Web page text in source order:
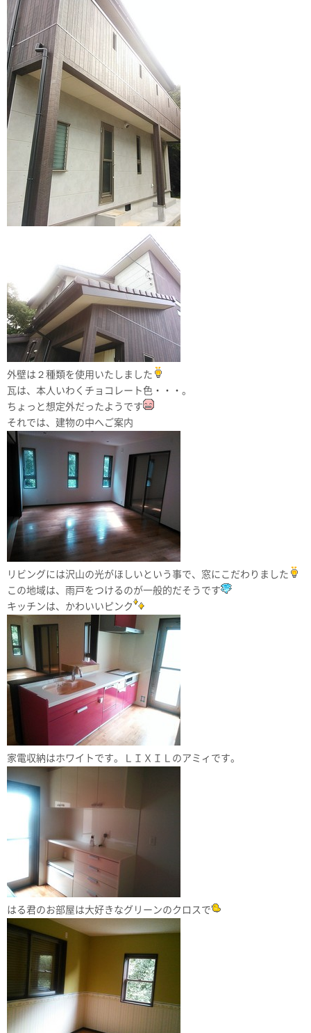
外壁は２種類を使用いたしました
瓦は、本人いわくチョコレート色・・・。
ちょっと想定外だったようです
それでは、建物の中へご案内
リビングには沢山の光がほしいという事で、窓にこだわりました
この地域は、雨戸をつけるのが一般的だそうです
キッチンは、かわいいピンク
家電収納はホワイトです。ＬＩＸＩＬのアミィです。
はる君のお部屋は大好きなグリーンのクロスで